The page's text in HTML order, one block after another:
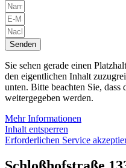
Senden
Sie sehen gerade einen
den eigentlichen Inhalt
unten. Bitte beachten Sie,
weitergegeben werden.
Mehr Informationen
Inhalt entsperren
Erforderlichen Service